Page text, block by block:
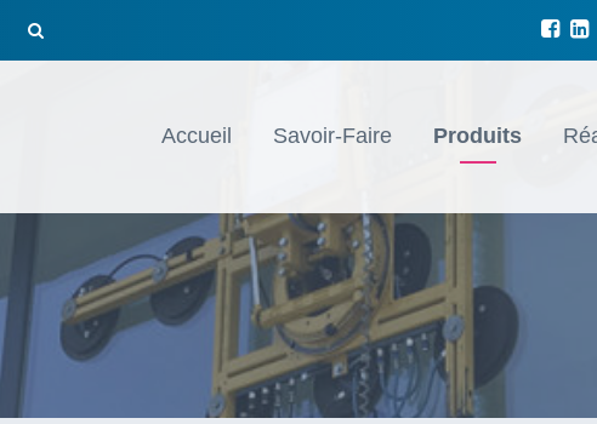
Accueil Savoir-Faire Produits